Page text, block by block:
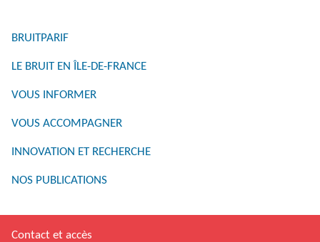
BRUITPARIF
LE BRUIT EN ÎLE-DE-FRANCE
VOUS INFORMER
VOUS ACCOMPAGNER
INNOVATION ET RECHERCHE
NOS PUBLICATIONS
Contact et accès